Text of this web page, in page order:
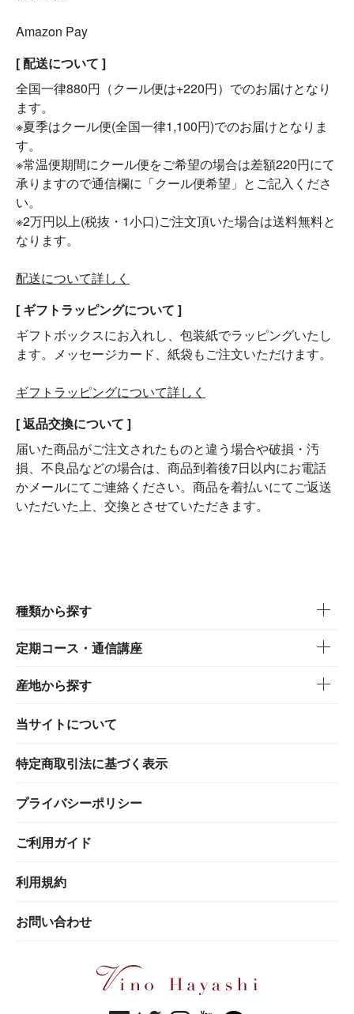
Amazon Pay
[ 配送について ]
全国一律880円（クール便は+220円）でのお届けとなり
ます。
※夏季はクール便(全国一律1,100円)でのお届けとなりま
す。
※常温便期間にクール便をご希望の場合は差額220円にて
承りますので通信欄に「クール便希望」とご記入くださ
い。
※2万円以上(税抜・1小口)ご注文頂いた場合は送料無料と
なります。
配送について詳しく
[ ギフトラッピングについて ]
ギフトボックスにお入れし、包装紙でラッピングいたし
ます。メッセージカード、紙袋もご注文いただけます。
ギフトラッピングについて詳しく
[ 返品交換について ]
届いた商品がご注文されたものと違う場合や破損・汚
損、不良品などの場合は、商品到着後7日以内にお電話
かメールにてご連絡ください。商品を着払いにてご返送
いただいた上、交換とさせていただきます。
種類から探す
定期コース・通信講座
産地から探す
当サイトについて
特定商取引法に基づく表示
プライバシーポリシー
ご利用ガイド
利用規約
お問い合わせ